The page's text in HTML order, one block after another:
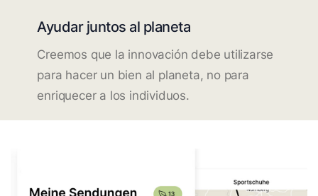
Ayudar juntos al planeta
Creemos que la innovación debe utilizarse
para hacer un bien al planeta, no para
enriquecer a los individuos.